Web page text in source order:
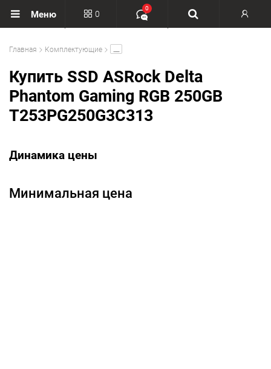
Меню 0
0
Главная Комплектующие
Купить SSD ASRock Delta
Phantom Gaming RGB 250GB
T253PG250G3C313
Динамика цены
Минимальная цена